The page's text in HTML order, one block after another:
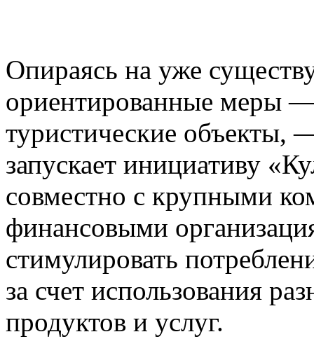
Опираясь на уже
ориентированные меры
туристические объекты,
запускает инициативу
совместно с крупными
финансовыми
стимулировать
за счет использования
продуктов и услуг.